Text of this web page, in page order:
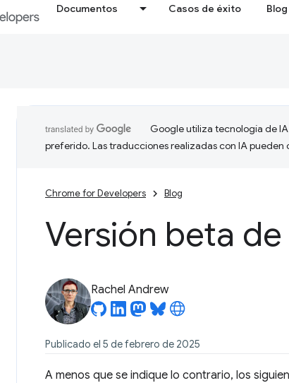
Documentos Casos de éxito Blog
Google utiliza tecnología de
preferido. Las traducciones realizadas con IA pueden
Chrome for Developers Blog
Versión beta
Rachel Andrew
Publicado el 5 de febrero de 2025
A menos que se indique lo contrario, los